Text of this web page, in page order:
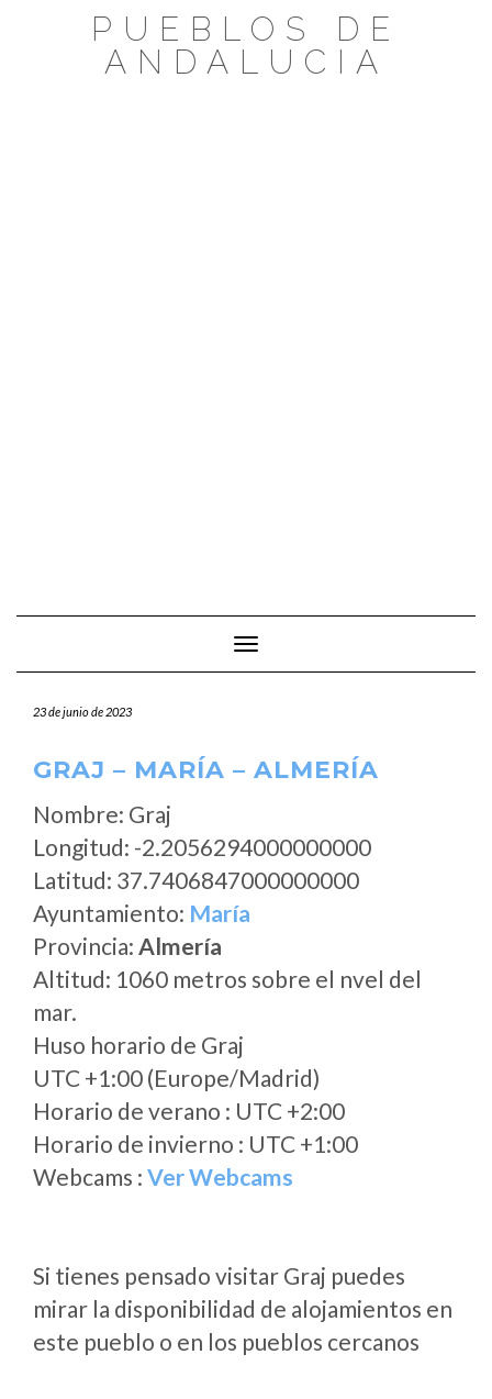
PUEBLOS DE
ANDALUCIA
Cambiar modo de navegación
23 de junio de 2023
GRAJ – MARÍA – ALMERÍA
Nombre: Graj
Longitud: -2.2056294000000000
Latitud: 37.7406847000000000
Ayuntamiento: María
Provincia: Almería
Altitud: 1060 metros sobre el nvel del
mar.
Huso horario de Graj
UTC +1:00 (Europe/Madrid)
Horario de verano : UTC +2:00
Horario de invierno : UTC +1:00
Webcams : Ver Webcams
Si tienes pensado visitar Graj puedes
mirar la disponibilidad de alojamientos en
este pueblo o en los pueblos cercanos